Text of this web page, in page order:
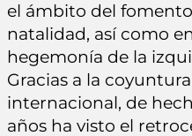
el ámbito del
natalidad, así como
hegemonía de la
Gracias a la
internacional, de
años ha visto el